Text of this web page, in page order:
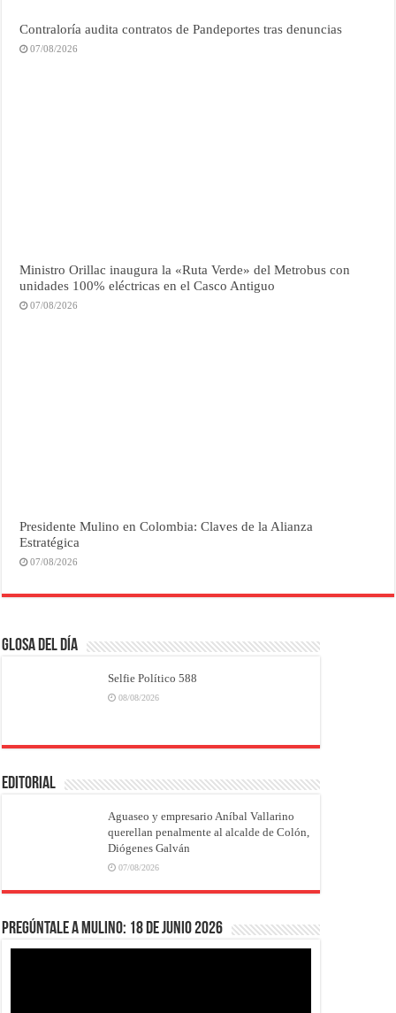
Contraloría audita contratos de Pandeportes tras denuncias
07/08/2026
Ministro Orillac inaugura la «Ruta Verde» del Metrobus con
unidades 100% eléctricas en el Casco Antiguo
07/08/2026
Presidente Mulino en Colombia: Claves de la Alianza
Estratégica
07/08/2026
Glosa del Día
Selfie Político 588
08/08/2026
EDITORIAL
Aguaseo y empresario Aníbal Vallarino
querellan penalmente al alcalde de Colón,
Diógenes Galván
07/08/2026
Pregúntale a Mulino: 18 de junio 2026